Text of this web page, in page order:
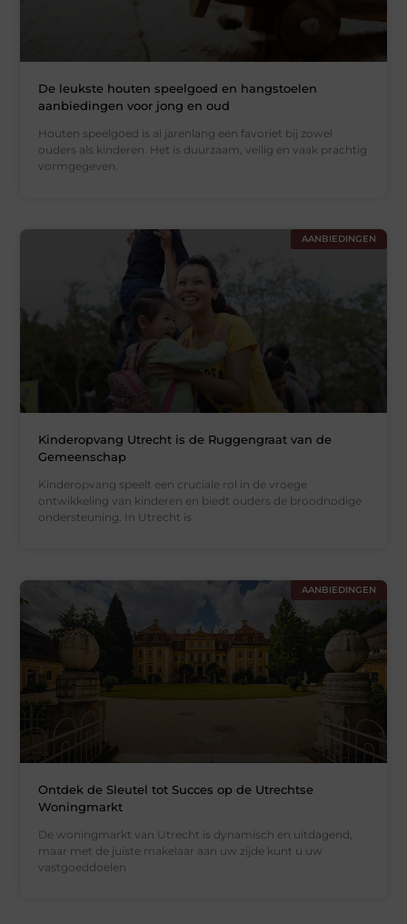
De leukste houten speelgoed en hangstoelen
aanbiedingen voor jong en oud
Houten speelgoed is al jarenlang een favoriet bij zowel
ouders als kinderen. Het is duurzaam, veilig en vaak prachtig
vormgegeven.
AANBIEDINGEN
Kinderopvang Utrecht is de Ruggengraat van de
Gemeenschap
Kinderopvang speelt een cruciale rol in de vroege
ontwikkeling van kinderen en biedt ouders de broodnodige
ondersteuning. In Utrecht is
AANBIEDINGEN
Ontdek de Sleutel tot Succes op de Utrechtse
Woningmarkt
De woningmarkt van Utrecht is dynamisch en uitdagend,
maar met de juiste makelaar aan uw zijde kunt u uw
vastgoeddoelen